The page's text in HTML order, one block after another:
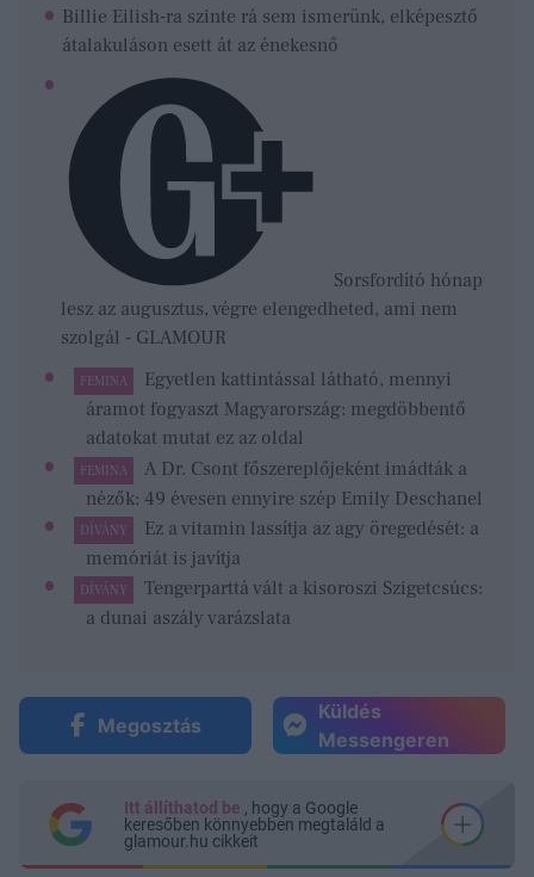
Billie Eilish-ra szinte rá sem ismerünk, elképesztő
átalakuláson esett át az énekesnő
Sorsfordító hónap
lesz az augusztus, végre elengedheted, ami nem
szolgál - GLAMOUR
FEMINA
Egyetlen kattintással látható, mennyi
áramot fogyaszt Magyarország: megdöbbentő
adatokat mutat ez az oldal
FEMINA
A Dr. Csont főszereplőjeként imádták a
nézők: 49 évesen ennyire szép Emily Deschanel
DÍVÁNY
Ez a vitamin lassítja az agy öregedését: a
memóriát is javítja
DÍVÁNY
Tengerparttá vált a kisoroszi Szigetcsúcs:
a dunai aszály varázslata
Megosztás
Küldés
Messengeren
Itt állíthatod be , hogy a Google
keresőben könnyebben megtaláld a
glamour.hu cikkeit